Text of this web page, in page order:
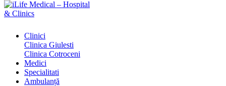
Clinici
Clinica Giulesti
Clinica Cotroceni
Medici
Specialitati
Ambulanță